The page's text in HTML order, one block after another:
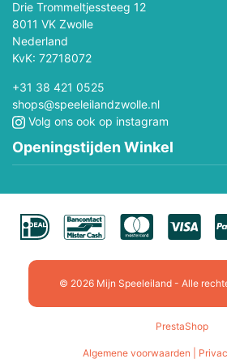
Drie Trommeltjessteeg 12
8011 VK Zwolle
Nederland
KvK: 72718072
+31 38 421 0525
shops@speeleilandzwolle.nl
Volg ons ook op instagram
Openingstijden Winkel
© 2026 Mijn Speeleiland - Alle
PrestaShop
Algemene voorwaarden |